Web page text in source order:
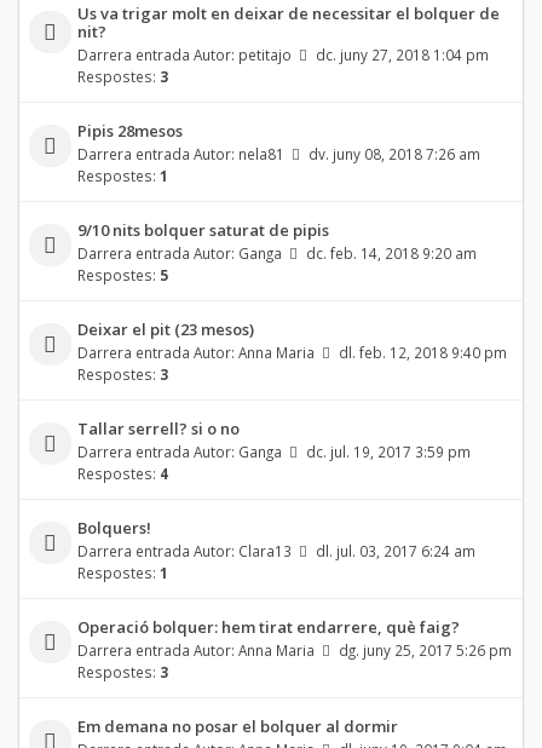
Us va trigar molt en deixar de necessitar el bolquer de
nit?
Darrera entrada Autor: petitajo
dc. juny 27, 2018 1:04 pm
Respostes: 3
Pipis 28mesos
Darrera entrada Autor: nela81
dv. juny 08, 2018 7:26 am
Respostes: 1
9/10 nits bolquer saturat de pipis
Darrera entrada Autor: Ganga
dc. feb. 14, 2018 9:20 am
Respostes: 5
Deixar el pit (23 mesos)
Darrera entrada Autor: Anna Maria
dl. feb. 12, 2018 9:40 pm
Respostes: 3
Tallar serrell? si o no
Darrera entrada Autor: Ganga
dc. jul. 19, 2017 3:59 pm
Respostes: 4
Bolquers!
Darrera entrada Autor: Clara13
dl. jul. 03, 2017 6:24 am
Respostes: 1
Operació bolquer: hem tirat endarrere, què faig?
Darrera entrada Autor: Anna Maria
dg. juny 25, 2017 5:26 pm
Respostes: 3
Em demana no posar el bolquer al dormir